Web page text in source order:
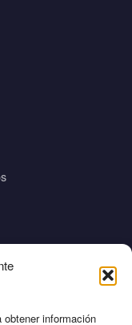
información